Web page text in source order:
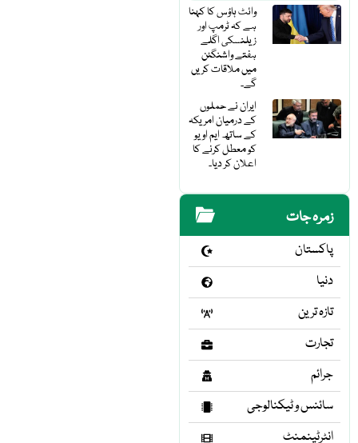
وائٹ ہاؤس کا کہنا
ہے کہ ٹرمپ اور
زیلنسکی اگلے
ہفتے واشنگٹن
میں ملاقات کریں
گے۔
ایران نے حملوں
کے درمیان امریکہ
کے ساتھ ایم او یو
کو معطل کرنے کا
اعلان کر دیا۔
زمرہ جات
پاکستان
دنیا
تازہ ترین
تجارت
جرائم
سائنس و ٹیکنالوجی
انٹرٹینمنٹ